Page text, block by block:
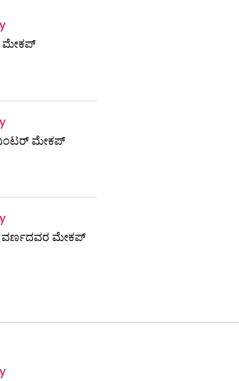
ಮೇಕಪ್
ಮೇಕಪ್
ವರ್ಣದವರ ಮೇಕಪ್